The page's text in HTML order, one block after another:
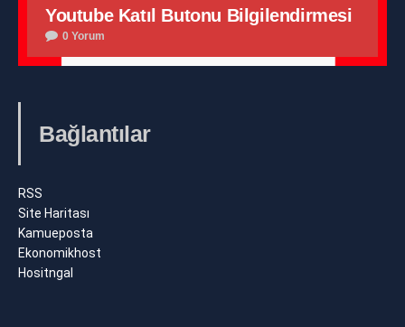
Youtube Katıl Butonu Bilgilendirmesi
0 Yorum
Bağlantılar
RSS
Site Haritası
Kamueposta
Ekonomikhost
Hositngal